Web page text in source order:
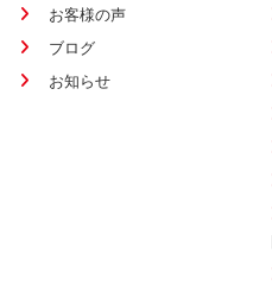
お客様の声
ブログ
お知らせ